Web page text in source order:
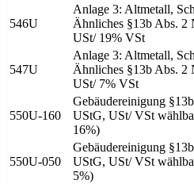
546U
Anlage 3: Altmetall,
Ähnliches §13b Abs. 2
USt/ 19% VSt
547U
Anlage 3: Altmetall,
Ähnliches §13b Abs. 2
USt/ 7% VSt
550U-160
Gebäudereinigung
UStG, USt/ VSt
16%)
550U-050
Gebäudereinigung
UStG, USt/ VSt
5%)